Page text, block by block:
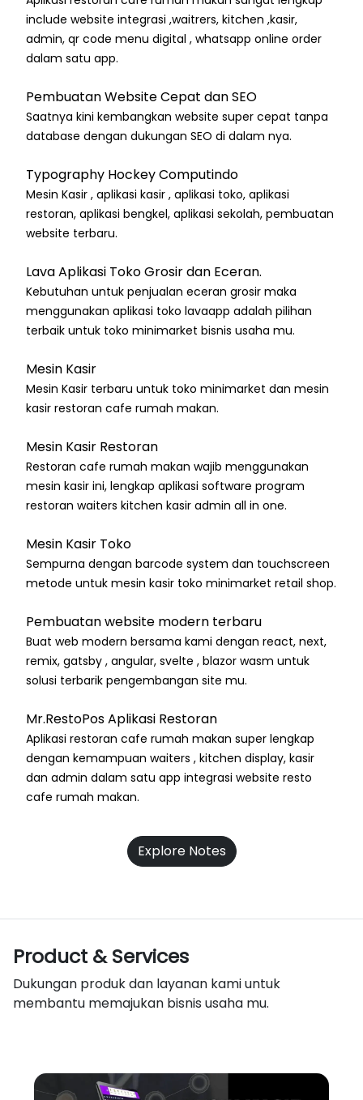
include website integrasi ,waitrers, kitchen ,kasir,
admin, qr code menu digital , whatsapp online order
dalam satu app.
Pembuatan Website Cepat dan SEO
Saatnya kini kembangkan website super cepat tanpa
database dengan dukungan SEO di dalam nya.
Typography Hockey Computindo
Mesin Kasir , aplikasi kasir , aplikasi toko, aplikasi
restoran, aplikasi bengkel, aplikasi sekolah, pembuatan
website terbaru.
Lava Aplikasi Toko Grosir dan Eceran.
Kebutuhan untuk penjualan eceran grosir maka
menggunakan aplikasi toko lavaapp adalah pilihan
terbaik untuk toko minimarket bisnis usaha mu.
Mesin Kasir
Mesin Kasir terbaru untuk toko minimarket dan mesin
kasir restoran cafe rumah makan.
Mesin Kasir Restoran
Restoran cafe rumah makan wajib menggunakan
mesin kasir ini, lengkap aplikasi software program
restoran waiters kitchen kasir admin all in one.
Mesin Kasir Toko
Sempurna dengan barcode system dan touchscreen
metode untuk mesin kasir toko minimarket retail shop.
Pembuatan website modern terbaru
Buat web modern bersama kami dengan react, next,
remix, gatsby , angular, svelte , blazor wasm untuk
solusi terbarik pengembangan site mu.
Mr.RestoPos Aplikasi Restoran
Aplikasi restoran cafe rumah makan super lengkap
dengan kemampuan waiters , kitchen display, kasir
dan admin dalam satu app integrasi website resto
cafe rumah makan.
Explore Notes
Product & Services
Dukungan produk dan layanan kami untuk
membantu memajukan bisnis usaha mu.